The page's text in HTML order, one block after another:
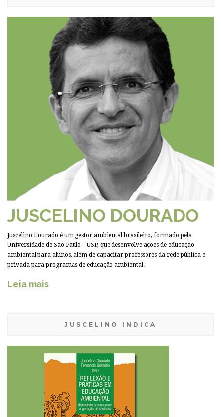
JUSCELINO DOURADO
Juscelino Dourado é um gestor ambiental brasileiro, formado pela
Universidade de São Paulo – USP, que desenvolve ações de educação
ambiental para alunos, além de capacitar professores da rede pública e
privada para programas de educação ambiental.
Leia mais
JUSCELINO INDICA